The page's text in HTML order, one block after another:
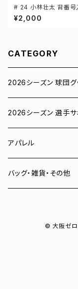
# 24 小林壮太 背番号
キャンバスサコッシュ
2カラー 001461
¥2,000
CATEGORY
2026シーズン 球団グ
ユニフォーム
Tシャツ
スウェット
2026シーズン 選手サ
# 00 蓮
# 0 岡田竜汰
アパレル
スウェット・パーカー
バッグ・雑貨・その他
© 大阪ゼロ